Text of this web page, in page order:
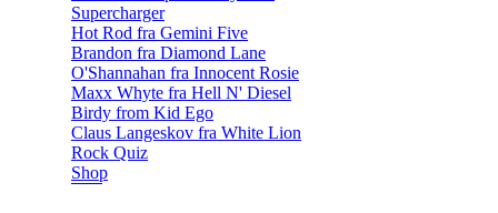
Supercharger
Hot Rod fra Gemini Five
Brandon fra Diamond Lane
O'Shannahan fra Innocent Rosie
Maxx Whyte fra Hell N' Diesel
Birdy from Kid Ego
Claus Langeskov fra White Lion
Rock Quiz
Shop